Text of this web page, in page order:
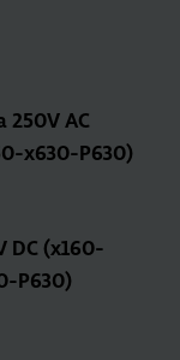
250V AC
x630-P630)
DC (x160-
P630)